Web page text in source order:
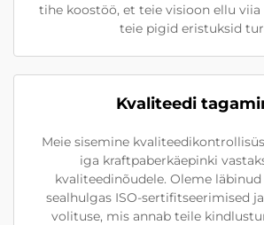
tihe koostöö, et teie visioon ellu
teie pigid eristuksid
Kvaliteedi
Meie sisemine
iga kraftpaberkäepinki
kvaliteedinõudele. Oleme
sealhulgas ISO-sertifitseerimised
volituse, mis annab teile